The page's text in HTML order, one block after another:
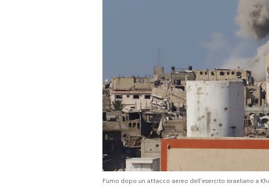
AREA PERSONALE
Fumo dopo un attacco aereo dell'esercito israeliano a